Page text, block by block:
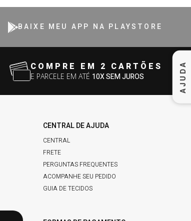
BAIXE MEU APP NA PLAYSTORE
COMPRE EM 2 CARTÕES
E PARCELE EM ATÉ 10X SEM JUROS
CENTRAL DE AJUDA
CENTRAL
FRETE
PERGUNTAS FREQUENTES
ACOMPANHE SEU PEDIDO
GUIA DE TECIDOS
AJUDA